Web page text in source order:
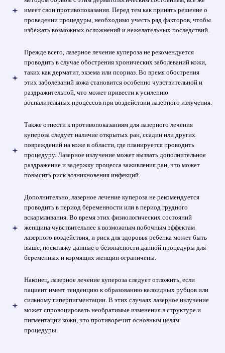
имеет свои противопоказания. Перед тем как принять решение о
проведении процедуры, необходимо учесть ряд факторов, чтобы
избежать возможных осложнений и нежелательных последствий.
Прежде всего, лазерное лечение купероза не рекомендуется
проводить в случае обострения хронических заболеваний кожи,
таких как дерматит, экзема или псориаз. Во время обострения
этих заболеваний кожа становится особенно чувствительной и
раздражительной, что может привести к усилению
воспалительных процессов при воздействии лазерного излучения.
Также отнести к противопоказаниям для лазерного лечения
купероза следует наличие открытых ран, ссадин или других
повреждений на коже в области, где планируется проводить
процедуру. Лазерное излучение может вызвать дополнительное
раздражение и задержку процесса заживления ран, что может
повысить риск возникновения инфекций.
Дополнительно, лазерное лечение купероза не рекомендуется
проводить в период беременности или в период грудного
вскармливания. Во время этих физиологических состояний
женщина чувствительнее к возможным побочным эффектам
лазерного воздействия, и риск для здоровья ребенка может быть
выше, поскольку данные о безопасности данной процедуры для
беременных и кормящих женщин ограничены.
Наконец, лазерное лечение купероза следует отложить, если
пациент имеет тенденцию к образованию келоидных рубцов или
сильному гиперпигментации. В этих случаях лазерное излучение
может спровоцировать необратимые изменения в структуре и
пигментации кожи, что противоречит основным целям
процедуры.